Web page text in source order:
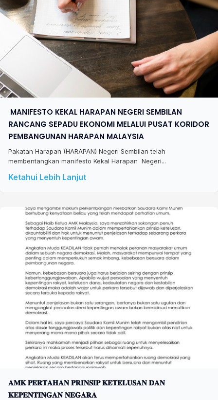
​ MANIFESTO KEKAL HARAPAN NEGERI SEMBILAN
RANCANG SEPADU EKONOMI MELALUI PUSAT KORIDOR
PEMBANGUNAN HARAPAN MALAYSIA
Pakatan Harapan (HARAPAN) Negeri Sembilan telah
membentangkan manifesto Kekal Harapan Negeri...
Ketahui Lebih Lanjut
𝐀𝐌𝐊 𝐏𝐄𝐑𝐓𝐀𝐇𝐀𝐍 𝐏𝐑𝐈𝐍𝐒𝐈𝐏 𝐊𝐄𝐓𝐄𝐋𝐔𝐒𝐀𝐍 𝐃𝐀𝐍
𝐊𝐄𝐏𝐄𝐍𝐓𝐈𝐍𝐆𝐀𝐍 𝐍𝐄𝐆𝐀𝐑𝐀